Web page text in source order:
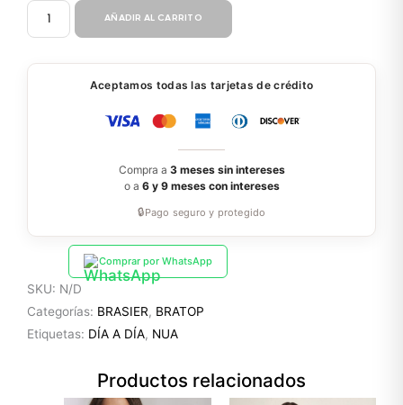
SZ8695
AÑADIR AL CARRITO
Aceptamos todas las tarjetas de crédito
Compra a 3 meses sin intereses
o a 6 y 9 meses con intereses
🔒Pago seguro y protegido
Comprar por WhatsApp
SKU: N/D
Categorías: BRASIER, BRATOP
Etiquetas: DÍA A DÍA, NUA
Productos relacionados